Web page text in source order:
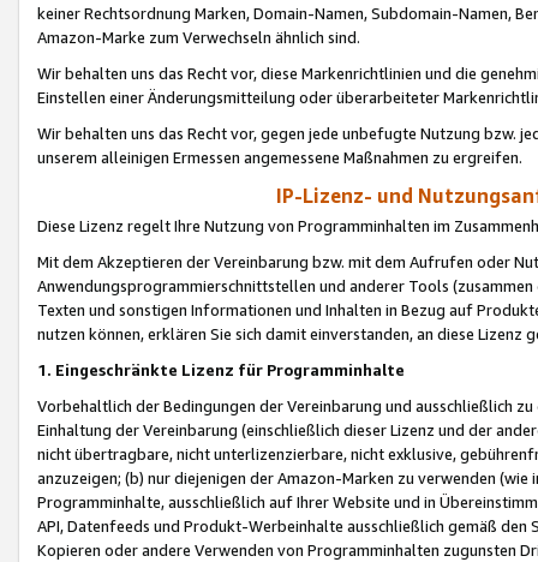
keiner Rechtsordnung Marken, Domain-Namen, Subdomain-Namen,
Amazon-Marke zum Verwechseln ähnlich sind.
Wir behalten uns das Recht vor, diese Markenrichtlinien und die
Einstellen einer Änderungsmitteilung oder überarbeiteter
Wir behalten uns das Recht vor, gegen jede unbefugte Nutzung bzw.
unserem alleinigen Ermessen angemessene Maßnahmen zu ergreifen.
IP-Lizenz- und
Diese Lizenz regelt Ihre Nutzung von Programminhalten im
Mit dem Akzeptieren der Vereinbarung bzw. mit dem Aufrufen oder
Anwendungsprogrammierschnittstellen und anderer Tools (zusammen
Texten und sonstigen Informationen und Inhalten in Bezug auf
nutzen können, erklären Sie sich damit einverstanden, an diese Lizenz
1. Eingeschränkte Lizenz für Programminhalte
Vorbehaltlich der Bedingungen der Vereinbarung und ausschließlich
Einhaltung der Vereinbarung (einschließlich dieser Lizenz und der
nicht übertragbare, nicht unterlizenzierbare, nicht exklusive,
anzuzeigen; (b) nur diejenigen der Amazon-Marken zu verwenden
Programminhalte, ausschließlich auf Ihrer Website und in
API, Datenfeeds und Produkt-Werbeinhalte ausschließlich gemäß
Kopieren oder andere Verwenden von Programminhalten zugunsten